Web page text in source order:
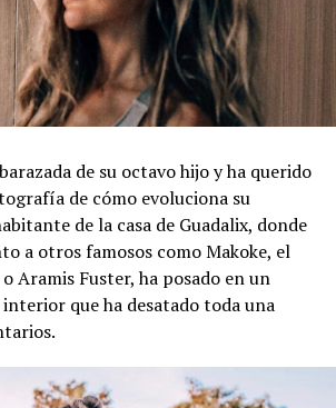
de su octavo hijo y ha querido
de cómo evoluciona su
de la casa de Guadalix, donde
a otros famosos como Makoke, el
Aramis Fuster, ha posado en un
que ha desatado toda una